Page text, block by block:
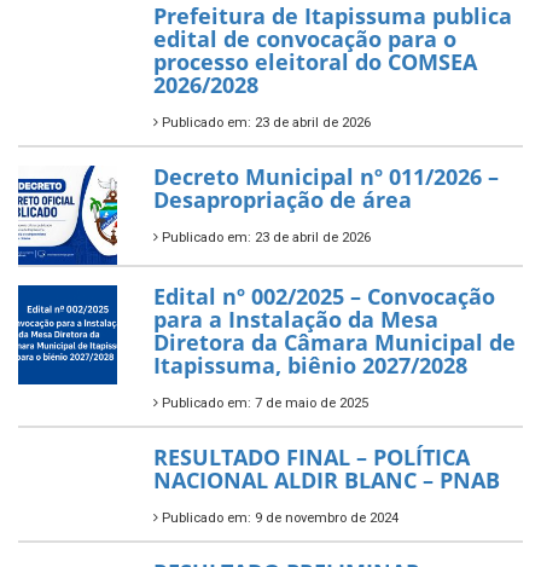
Prefeitura de Itapissuma publica
edital de convocação para o
processo eleitoral do COMSEA
2026/2028
Publicado em: 23 de abril de 2026
Decreto Municipal nº 011/2026 –
Desapropriação de área
Publicado em: 23 de abril de 2026
Edital nº 002/2025 – Convocação
para a Instalação da Mesa
Diretora da Câmara Municipal de
Itapissuma, biênio 2027/2028
Publicado em: 7 de maio de 2025
RESULTADO FINAL – POLÍTICA
NACIONAL ALDIR BLANC – PNAB
Publicado em: 9 de novembro de 2024